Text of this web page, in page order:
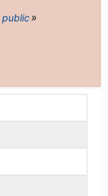
public